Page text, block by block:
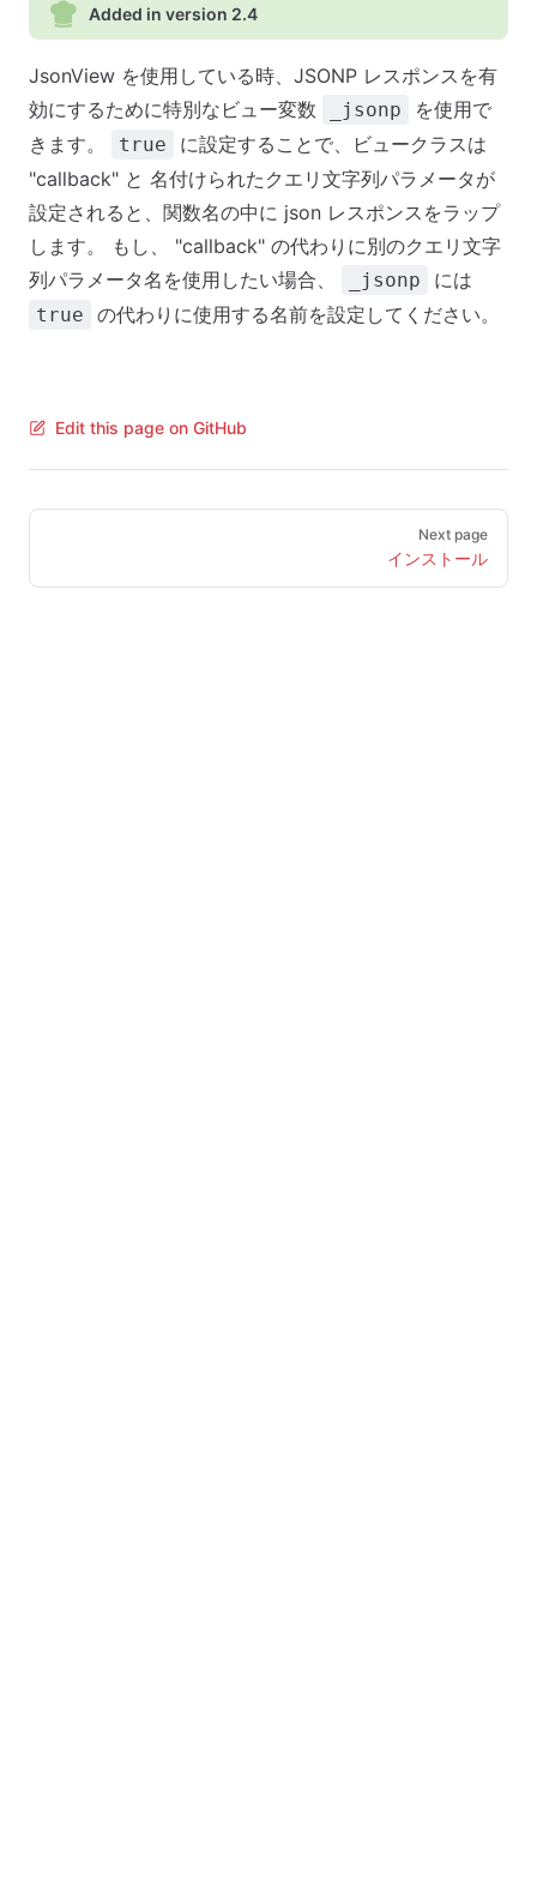
Added in version 2.4
JsonView を使用している時、JSONP レスポンスを有
効にするために特別なビュー変数
_jsonp
を使用で
きます。
true
に設定することで、ビュークラスは
"callback" と 名付けられたクエリ文字列パラメータが
設定されると、関数名の中に json レスポンスをラップ
します。 もし、 "callback" の代わりに別のクエリ文字
列パラメータ名を使用したい場合、
_jsonp には
true の代わりに使用する名前を設定してください。
Edit this page on GitHub
Pager
Next page
インストール